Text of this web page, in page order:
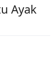
Ayak